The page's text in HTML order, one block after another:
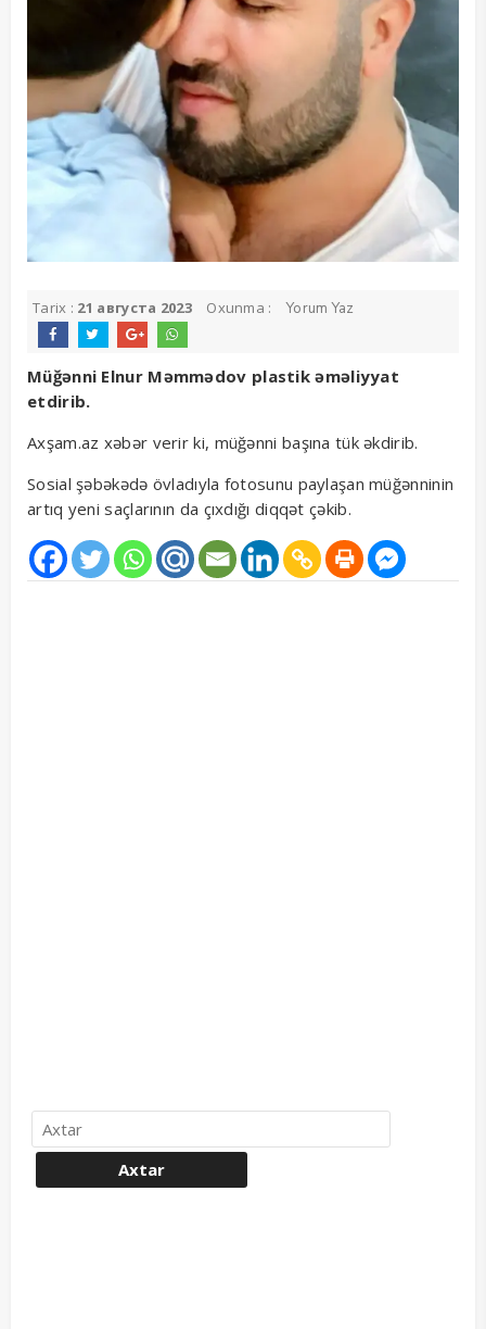
Tarix : 21 августа 2023 Oxunma : Yorum Yaz
Müğənni Elnur Məmmədov plastik əməliyyat
etdirib.
Axşam.az xəbər verir ki, müğənni başına tük əkdirib.
Sosial şəbəkədə övladıyla fotosunu paylaşan müğənninin
artıq yeni saçlarının da çıxdığı diqqət çəkib.